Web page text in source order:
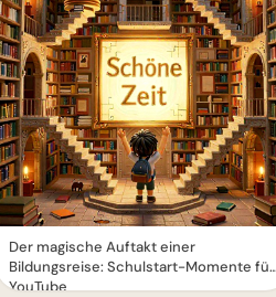
Der magische Auftakt einer
Bildungsreise: Schulstart-Momente für
YouTube